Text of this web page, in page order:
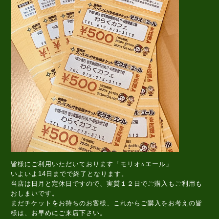
皆様にご利用いただいております「モリオ⭐︎エール」
いよいよ14日までで終了となります。
当店は日月と定休日ですので、実質１２日でご購入もご利用も
おしまいです。
まだチケットをお持ちのお客様、これからご購入をお考えの皆
様は、お早めにご来店下さい。